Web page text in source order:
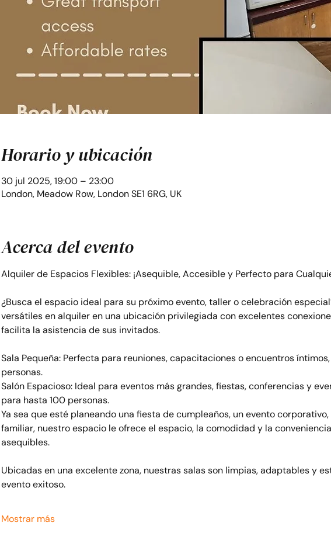
Horario y ubicación
30 jul 2025, 19:00 – 23:00
London, Meadow Row, London SE1 6RG, UK
Acerca del evento
Alquiler de Espacios Flexibles: ¡Asequible, Accesible y Perfecto para
¿Busca el espacio ideal para su próximo evento, taller o celebración
versátiles en alquiler en una ubicación privilegiada con excelentes
facilita la asistencia de sus invitados.
Sala Pequeña: Perfecta para reuniones, capacitaciones o encuentros
personas.
Salón Espacioso: Ideal para eventos más grandes, fiestas, conferencias y
para hasta 100 personas.
Ya sea que esté planeando una fiesta de cumpleaños, un evento
familiar, nuestro espacio le ofrece el espacio, la comodidad y la
asequibles.
Ubicadas en una excelente zona, nuestras salas son limpias, adaptables y
evento exitoso.
Mostrar más